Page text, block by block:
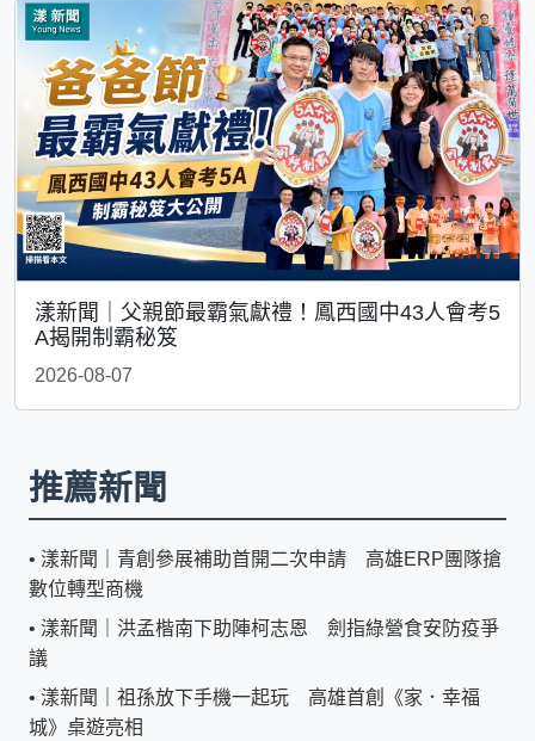
漾新聞｜父親節最霸氣獻禮！鳳西國中43人會考5
A揭開制霸秘笈
2026-08-07
推薦新聞
• 漾新聞｜青創參展補助首開二次申請 高雄ERP團隊搶
數位轉型商機
• 漾新聞｜洪孟楷南下助陣柯志恩 劍指綠營食安防疫爭
議
• 漾新聞｜祖孫放下手機一起玩 高雄首創《家．幸福
城》桌遊亮相